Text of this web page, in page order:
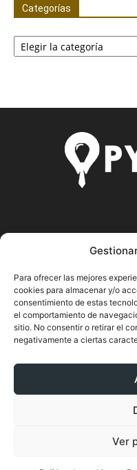
Para ofrecer las mejores
cookies para almacenar y/o
consentimiento de estas
el comportamiento de
sitio. No consentir o retirar el
negativamente a ciertas
Ver
Categorías
Categorías
Pyme.es es el portal
actualizado de todas
economía en España y
conseguir toda la